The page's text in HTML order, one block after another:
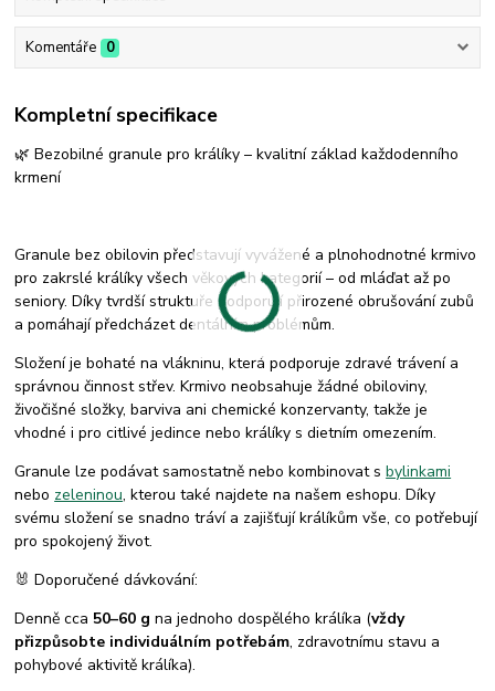
Komentáře 0
Kompletní specifikace
🌿Bezobilné granule pro králíky – kvalitní základ každodenního
krmení
Granule bez obilovin představují vyvážené a plnohodnotné krmivo
pro zakrslé králíky všech věkových kategorií – od mláďat až po
seniory. Díky tvrdší struktuře podporují přirozené obrušování zubů
a pomáhají předcházet dentálním problémům.
Složení je bohaté na vlákninu, která podporuje zdravé trávení a
správnou činnost střev. Krmivo neobsahuje žádné obiloviny,
živočišné složky, barviva ani chemické konzervanty, takže je
vhodné i pro citlivé jedince nebo králíky s dietním omezením.
Granule lze podávat samostatně nebo kombinovat sbylinkami
nebo zeleninou, kterou také najdete na našem eshopu. Díky
svému složení se snadno tráví a zajišťují králíkům vše, co potřebují
pro spokojený život.
🐰Doporučené dávkování:
Denně cca 50–60 g na jednoho dospělého králíka (vždy
přizpůsobte individuálním potřebám, zdravotnímu stavu a
pohybové aktivitě králíka).